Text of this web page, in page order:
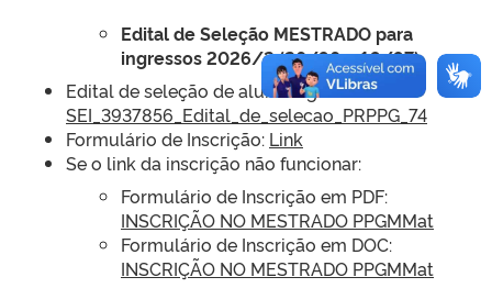
Edital de Seleção MESTRADO para
ingressos 2026/2 (26/06 – 10/07)
Edital de seleção de aluno regular:
SEI_3937856_Edital_de_selecao_PRPPG_74
Formulário de Inscrição: Link
Se o link da inscrição não funcionar:
Formulário de Inscrição em PDF:
INSCRIÇÃO NO MESTRADO PPGMMat
Formulário de Inscrição em DOC:
INSCRIÇÃO NO MESTRADO PPGMMat